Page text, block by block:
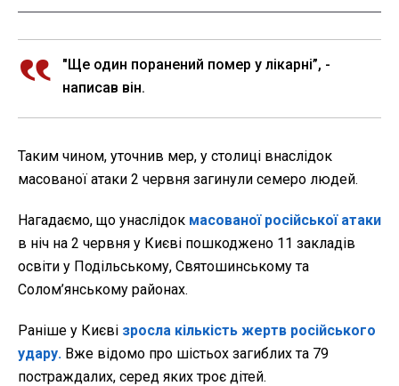
"Ще один поранений помер у лікарні”, -
написав він.
Таким чином, уточнив мер, у столиці внаслідок
масованої атаки 2 червня загинули семеро людей.
Нагадаємо, що унаслідок масованої російської атаки
в ніч на 2 червня у Києві пошкоджено 11 закладів
освіти у Подільському, Святошинському та
Солом’янському районах.
Раніше у Києві зросла кількість жертв російського
удару. Вже відомо про шістьох загиблих та 79
постраждалих, серед яких троє дітей.